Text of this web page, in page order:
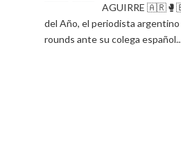
AGUIRRE
del Año, el periodista
rounds ante su colega